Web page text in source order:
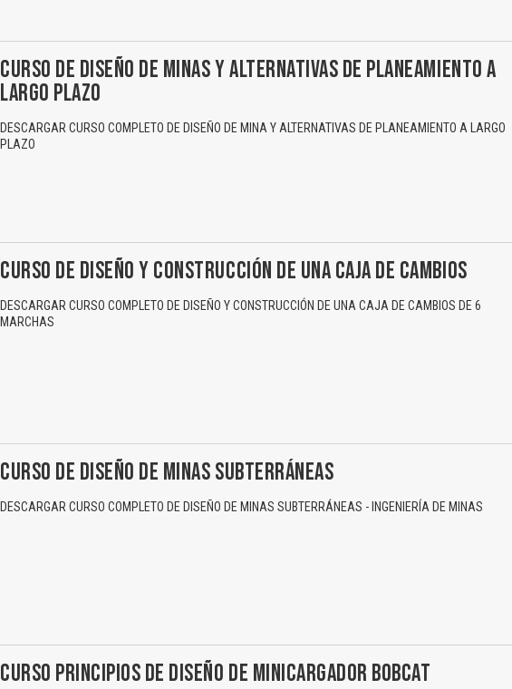
CURSO DE DISEÑO DE MINAS Y ALTERNATIVAS DE PLANEAMIENTO A
LARGO PLAZO
DESCARGAR CURSO COMPLETO DE DISEÑO DE MINA Y ALTERNATIVAS DE PLANEAMIENTO A LARGO
PLAZO
CURSO DE DISEÑO Y CONSTRUCCIÓN DE UNA CAJA DE CAMBIOS
DESCARGAR CURSO COMPLETO DE DISEÑO Y CONSTRUCCIÓN DE UNA CAJA DE CAMBIOS DE 6
MARCHAS
CURSO DE DISEÑO DE MINAS SUBTERRÁNEAS
DESCARGAR CURSO COMPLETO DE DISEÑO DE MINAS SUBTERRÁNEAS - INGENIERÍA DE MINAS
CURSO PRINCIPIOS DE DISEÑO DE MINICARGADOR BOBCAT
No carga o no se visualiza el contenido.
Reportar otro tipo de error...